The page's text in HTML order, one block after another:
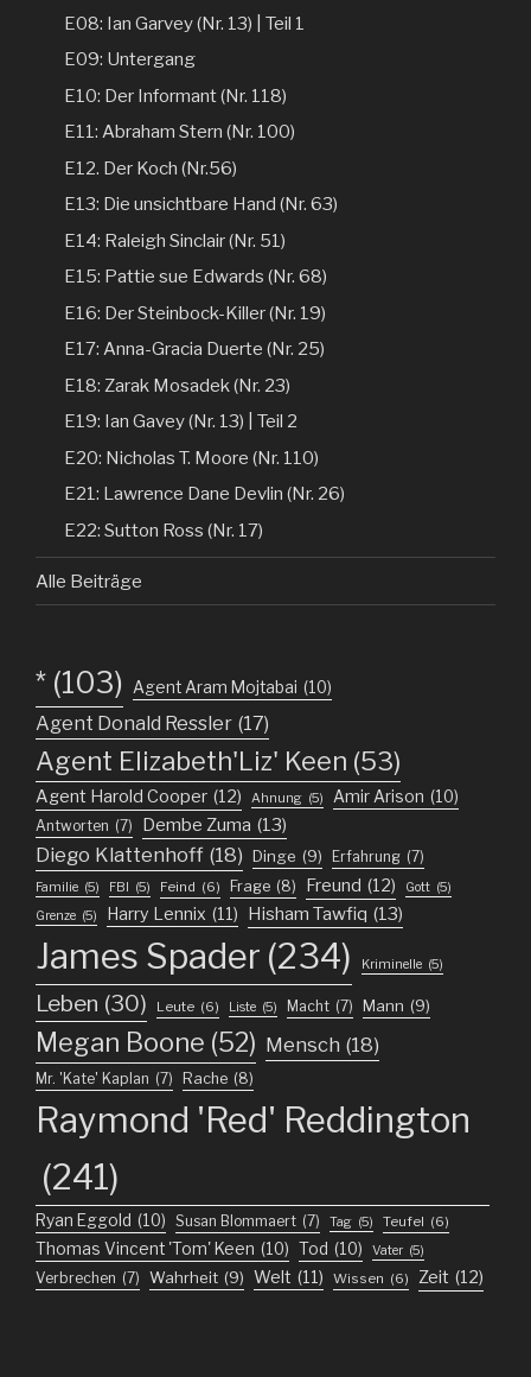
E08: Ian Garvey (Nr. 13) | Teil 1
E09: Untergang
E10: Der Informant (Nr. 118)
E11: Abraham Stern (Nr. 100)
E12. Der Koch (Nr.56)
E13: Die unsichtbare Hand (Nr. 63)
E14: Raleigh Sinclair (Nr. 51)
E15: Pattie sue Edwards (Nr. 68)
E16: Der Steinbock-Killer (Nr. 19)
E17: Anna-Gracia Duerte (Nr. 25)
E18: Zarak Mosadek (Nr. 23)
E19: Ian Gavey (Nr. 13) | Teil 2
E20: Nicholas T. Moore (Nr. 110)
E21: Lawrence Dane Devlin (Nr. 26)
E22: Sutton Ross (Nr. 17)
Alle Beiträge
* (103) Agent Aram Mojtabai (10)
Agent Donald Ressler (17)
Agent Elizabeth'Liz' Keen (53)
Agent Harold Cooper (12) Ahnung (5) Amir Arison (10)
Antworten (7) Dembe Zuma (13)
Diego Klattenhoff (18) Dinge (9) Erfahrung (7)
Familie (5) FBI (5) Feind (6) Frage (8) Freund (12) Gott (5)
Grenze (5) Harry Lennix (11) Hisham Tawfiq (13)
James Spader (234) Kriminelle (5)
Leben (30) Leute (6) Liste (5) Macht (7) Mann (9)
Megan Boone (52) Mensch (18)
Mr. 'Kate' Kaplan (7) Rache (8)
Raymond 'Red' Reddington
(241)
Ryan Eggold (10) Susan Blommaert (7) Tag (5) Teufel (6)
Thomas Vincent 'Tom' Keen (10) Tod (10) Vater (5)
Verbrechen (7) Wahrheit (9) Welt (11) Wissen (6) Zeit (12)